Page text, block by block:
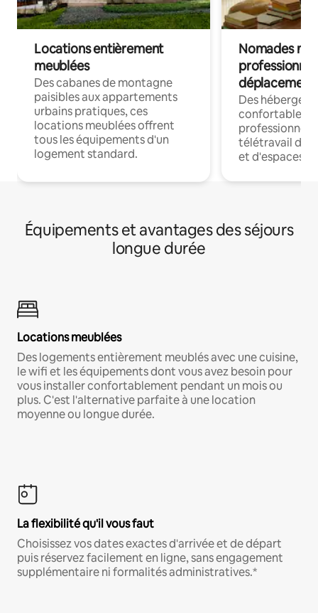
Locations entièrement
meublées
Des cabanes de montagne
paisibles aux appartements
urbains pratiques, ces
locations meublées offrent
tous les équipements d'un
logement standard.
Nomades
déplacement
Des
confortables
professionnels
télétravail
et d'espaces
Équipements et avantages des séjours
longue durée
Locations meublées
Des logements entièrement meublés avec une cuisine,
le wifi et les équipements dont vous avez besoin pour
vous installer confortablement pendant un mois ou
plus. C'est l'alternative parfaite à une location
moyenne ou longue durée.
La flexibilité qu'il vous faut
Choisissez vos dates exactes d'arrivée et de départ
puis réservez facilement en ligne, sans engagement
supplémentaire ni formalités administratives.*